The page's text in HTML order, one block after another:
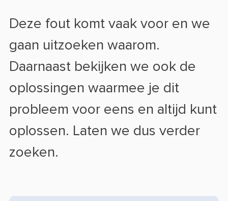
Deze fout komt vaak voor en we
gaan uitzoeken waarom.
Daarnaast bekijken we ook de
oplossingen waarmee je dit
probleem voor eens en altijd kunt
oplossen. Laten we dus verder
zoeken.